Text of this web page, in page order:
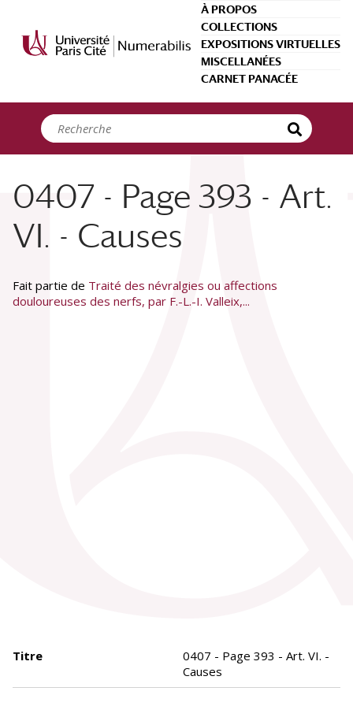
À PROPOS
COLLECTIONS
EXPOSITIONS VIRTUELLES
MISCELLANÉES
CARNET PANACÉE
0407 - Page 393 - Art.
VI. - Causes
Fait partie de Traité des névralgies ou affections
douloureuses des nerfs, par F.-L.-I. Valleix,...
Titre
0407 - Page 393 - Art. VI. -
Causes